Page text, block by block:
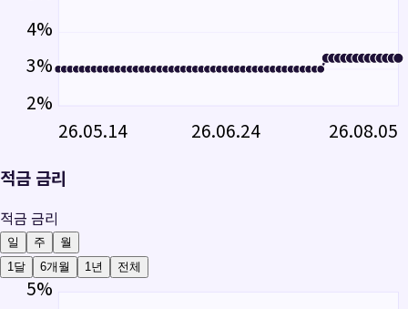
4%
3%
2%
26.05.14
26.06.24 26.08.05
적금 금리
적금 금리
일 주
월
1달
6개월 1년 전체
5%